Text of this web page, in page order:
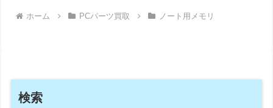
ホーム PCパーツ買取 ノート用メモリ
検索